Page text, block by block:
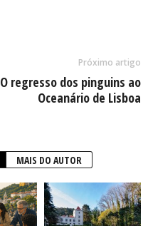
Próximo artigo
O regresso dos pinguins ao
Oceanário de Lisboa
MAIS DO AUTOR